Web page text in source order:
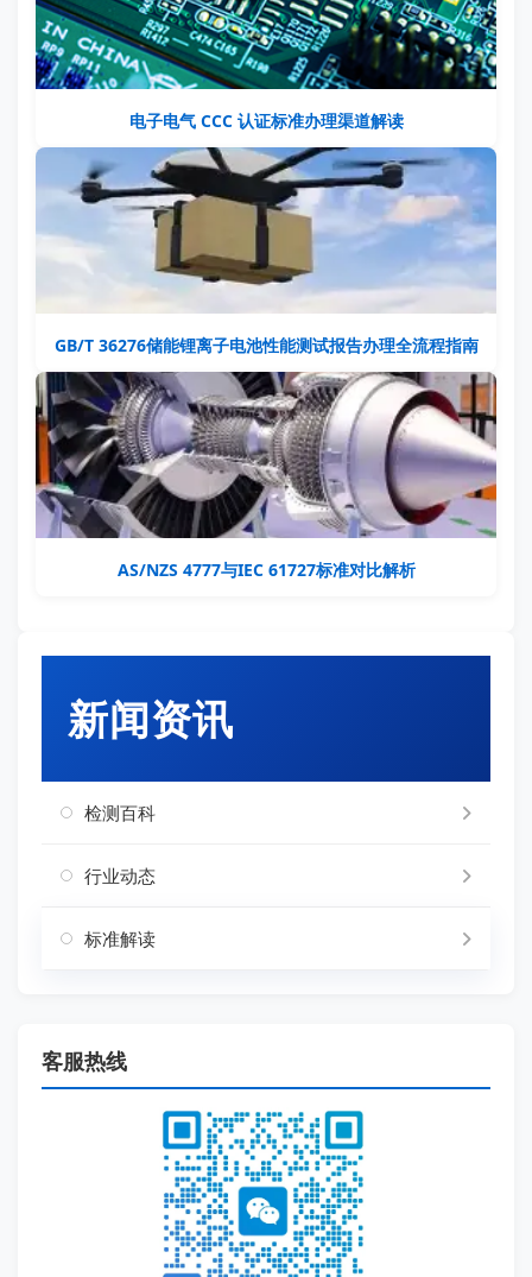
电子电气 CCC 认证标准办理渠道解读
GB/T 36276储能锂离子电池性能测试报告办理全流程指南
AS/NZS 4777与IEC 61727标准对比解析
新闻资讯
检测百科
行业动态
标准解读
客服热线